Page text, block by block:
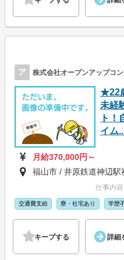
ア 株式会社オープンアップコ
★22
未経
ト
イム
月給370,000円～
福山市 / 井原鉄道神辺
仕事内
交通費支給 寮・社宅あり 学歴
キープする 詳細